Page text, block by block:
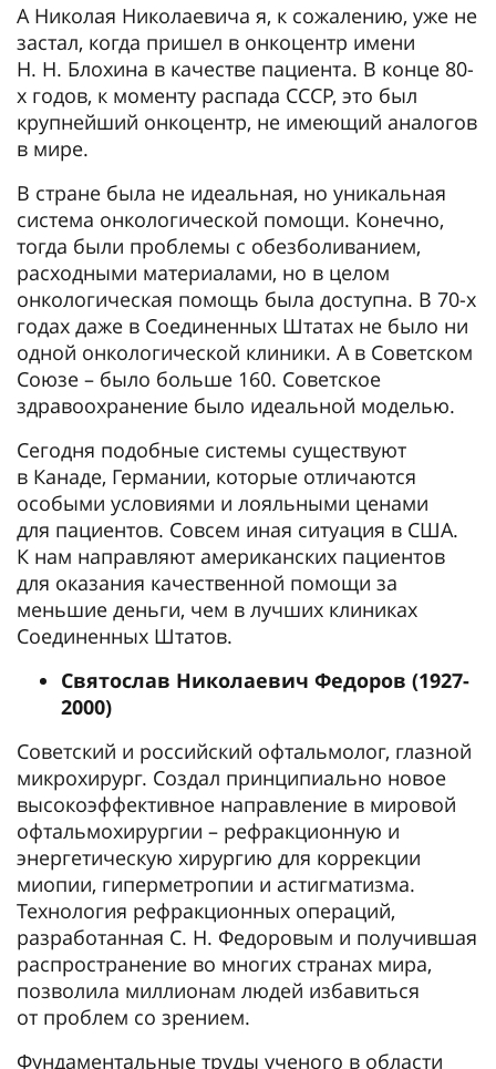
А Николая Николаевича я, к сожалению, уже не
застал, когда пришел в онкоцентр имени
Н. Н. Блохина в качестве пациента. В конце 80-
х годов, к моменту распада СССР, это был
крупнейший онкоцентр, не имеющий аналогов
в мире.
В стране была не идеальная, но уникальная
система онкологической помощи. Конечно,
тогда были проблемы с обезболиванием,
расходными материалами, но в целом
онкологическая помощь была доступна. В 70-х
годах даже в Соединенных Штатах не было ни
одной онкологической клиники. А в Советском
Союзе – было больше 160. Советское
здравоохранение было идеальной моделью.
Сегодня подобные системы существуют
в Канаде, Германии, которые отличаются
особыми условиями и лояльными ценами
для пациентов. Совсем иная ситуация в США.
К нам направляют американских пациентов
для оказания качественной помощи за
меньшие деньги, чем в лучших клиниках
Соединенных Штатов.
Святослав Николаевич Федоров (1927-
2000)
Советский и российский офтальмолог, глазной
микрохирург. Создал принципиально новое
высокоэффективное направление в мировой
офтальмохирургии – рефракционную и
энергетическую хирургию для коррекции
миопии, гиперметропии и астигматизма.
Технология рефракционных операций,
разработанная С. Н. Федоровым и получившая
распространение во многих странах мира,
позволила миллионам людей избавиться
от проблем со зрением.
Фундаментальные труды ученого в области